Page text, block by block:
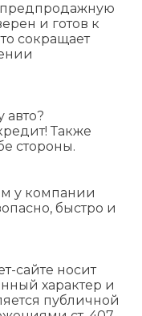
и готов к
сокращает
авто?
Также
стороны.
у компании
быстро и
сайте носит
характер и
публичной